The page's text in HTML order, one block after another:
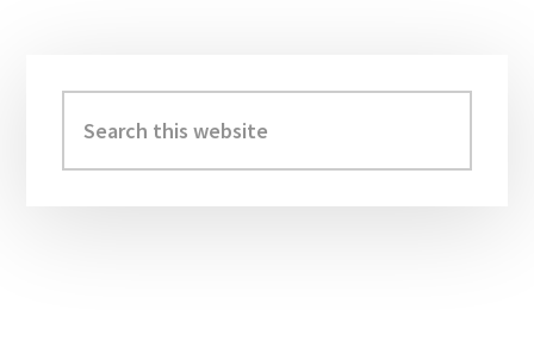
Sidebar
this
website